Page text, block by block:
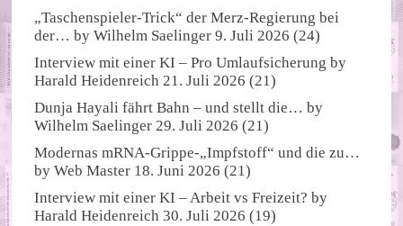
„Taschenspieler-Trick“ der Merz-Regierung bei
der… byWilhelm Saelinger 9. Juli 2026 (24)
Interview mit einer KI – Pro Umlaufsicherung by
Harald Heidenreich 21. Juli 2026 (21)
Dunja Hayali fährt Bahn – und stellt die… by
Wilhelm Saelinger 29. Juli 2026 (21)
Modernas mRNA-Grippe-„Impfstoff“ und die zu…
byWeb Master 18. Juni 2026 (21)
Interview mit einer KI – Arbeit vs Freizeit? by
Harald Heidenreich 30. Juli 2026 (19)